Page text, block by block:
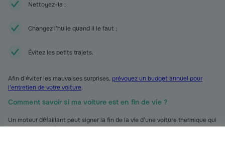
Nettoyez-la ;
Changez l’huile quand il le faut ;
Évitez les petits trajets.
Afin d’éviter les mauvaises surprises, prévoyez un budget annuel pour
l’entretien de votre voiture.
Comment savoir si ma voiture est en fin de vie ?
Un moteur défaillant peut signer la fin de la vie d’une voiture thermique qui
a beaucoup roulé. Tout bruit suspect, toute fuite d’huile ou une surchauffe